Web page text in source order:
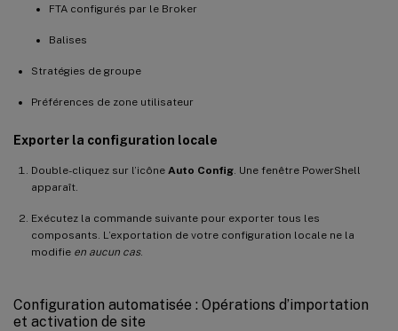
FTA configurés par le Broker
Balises
Stratégies de groupe
Préférences de zone utilisateur
Exporter la configuration locale
Double-cliquez sur l’icône Auto Config. Une fenêtre PowerShell
apparaît.
Exécutez la commande suivante pour exporter tous les
composants. L’exportation de votre configuration locale ne la
modifie en aucun cas.
Configuration automatisée : Opérations d’importation
et activation de site